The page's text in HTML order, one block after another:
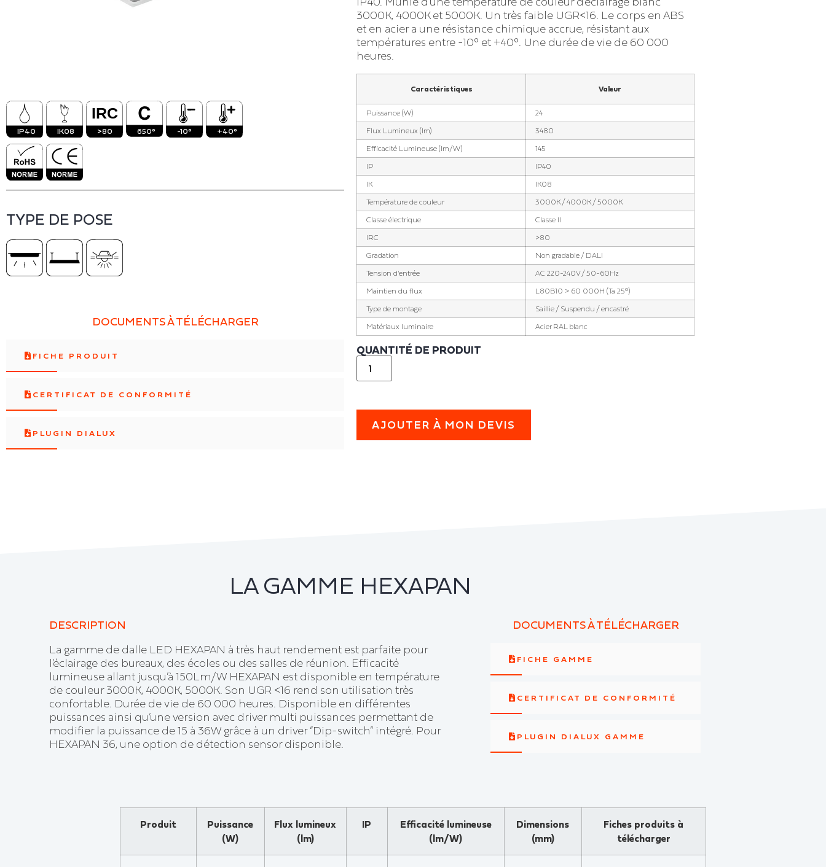
Éclairage piscine
Éclairage patinoire
Éclairage de salle de sport
Éclairage de carrière
équestre
karting
Éclairage parking extérieur
IP40 IK08 >80 650° -10° +40°
TYPE DE POSE
DOCUMENTS À TÉLÉCHARGER
FICHE PRODUIT
CERTIFICAT DE CONFORMITÉ
PLUGIN DIALUX
3000K, 4000K et 5000K. Un très faible UGR<16. Le corps en ABS
et en acier a une résistance chimique accrue, résistant aux
températures entre -10° et +40°. Une durée de vie de 60 000
heures.
Caractéristiques Valeur
Puissance (W) 24
Flux Lumineux (lm) 3480
Efficacité Lumineuse (lm/W) 145
IP IP40
IK IK08
Température de couleur 3000K / 4000K / 5000K
Classe électrique Classe II
IRC >80
Gradation Non gradable / DALI
Tension d'entrée AC 220-240V / 50-60Hz
Maintien du flux L80B10 > 60 000H (Ta 25°)
Type de montage Saillie / Suspendu / encastré
Matériaux luminaire Acier RAL blanc
QUANTITÉ DE PRODUIT
AJOUTER À MON DEVIS
LA GAMME HEXAPAN
DESCRIPTION
La gamme de dalle LED HEXAPAN à très haut rendement est parfaite pour
l’éclairage des bureaux, des écoles ou des salles de réunion. Efficacité
lumineuse allant jusqu’à 150Lm/W HEXAPAN est disponible en température
de couleur 3000K, 4000K, 5000K. Son UGR <16 rend son utilisation très
confortable. Durée de vie de 60 000 heures. Disponible en différentes
puissances ainsi qu’une version avec driver multi puissances permettant de
modifier la puissance de 15 à 36W grâce à un driver “Dip-switch” intégré. Pour
HEXAPAN 36, une option de détection sensor disponible.
DOCUMENTS À TÉLÉCHARGER
FICHE GAMME
CERTIFICAT DE CONFORMITÉ
PLUGIN DIALUX GAMME
Produit
Puissance
(W)
Flux lumineux
(lm)
IP
Efficacité lumineuse
(lm/W)
Dimensions
(mm)
Fiches produits à
télécharger